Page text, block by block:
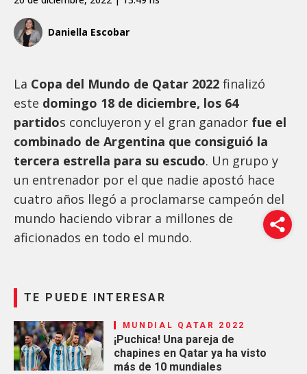
Daniella Escobar
La Copa del Mundo de Qatar 2022 finalizó
este domingo 18 de diciembre, los 64
partidos concluyeron y el gran ganador fue el
combinado de Argentina que consiguió la
tercera estrella para su escudo. Un grupo y
un entrenador por el que nadie apostó hace
cuatro años llegó a proclamarse campeón del
mundo haciendo vibrar a millones de
aficionados en todo el mundo.
TE PUEDE INTERESAR
MUNDIAL QATAR 2022
¡Puchica! Una pareja de
chapines en Qatar ya ha visto
más de 10 mundiales